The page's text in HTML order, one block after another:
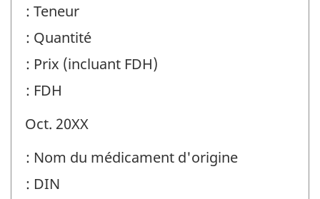
: Teneur
: Quantité
: Prix (incluant FDH)
: FDH
Oct. 20XX
: Nom du médicament d'origine
: DIN